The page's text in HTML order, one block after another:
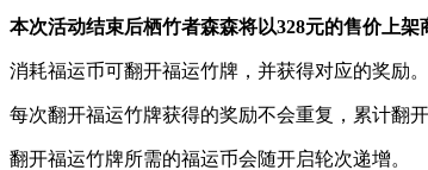
本次活动结束后栖竹者森森将以328元的售价上架
消耗福运币可翻开福运竹牌，并获得对应的奖励。
每次翻开福运竹牌获得的奖励不会重复，累计翻
翻开福运竹牌所需的福运币会随开启轮次递增。